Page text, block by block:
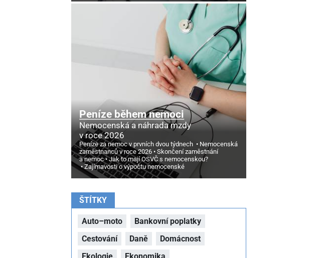
Peníze během nemoci
Nemocenská a náhrada mzdy
v roce 2026
Peníze za nemoc v prvních dvou týdnech
Nemocenská
zaměstnanců v roce 2026
Skončení zaměstnání
a nemoc
Jak to mají OSVČ s nemocenskou?
Zajímavosti o výpočtu nemocenské
ŠTÍTKY
Auto–moto
Bankovní poplatky
Cestování
Daně
Domácnost